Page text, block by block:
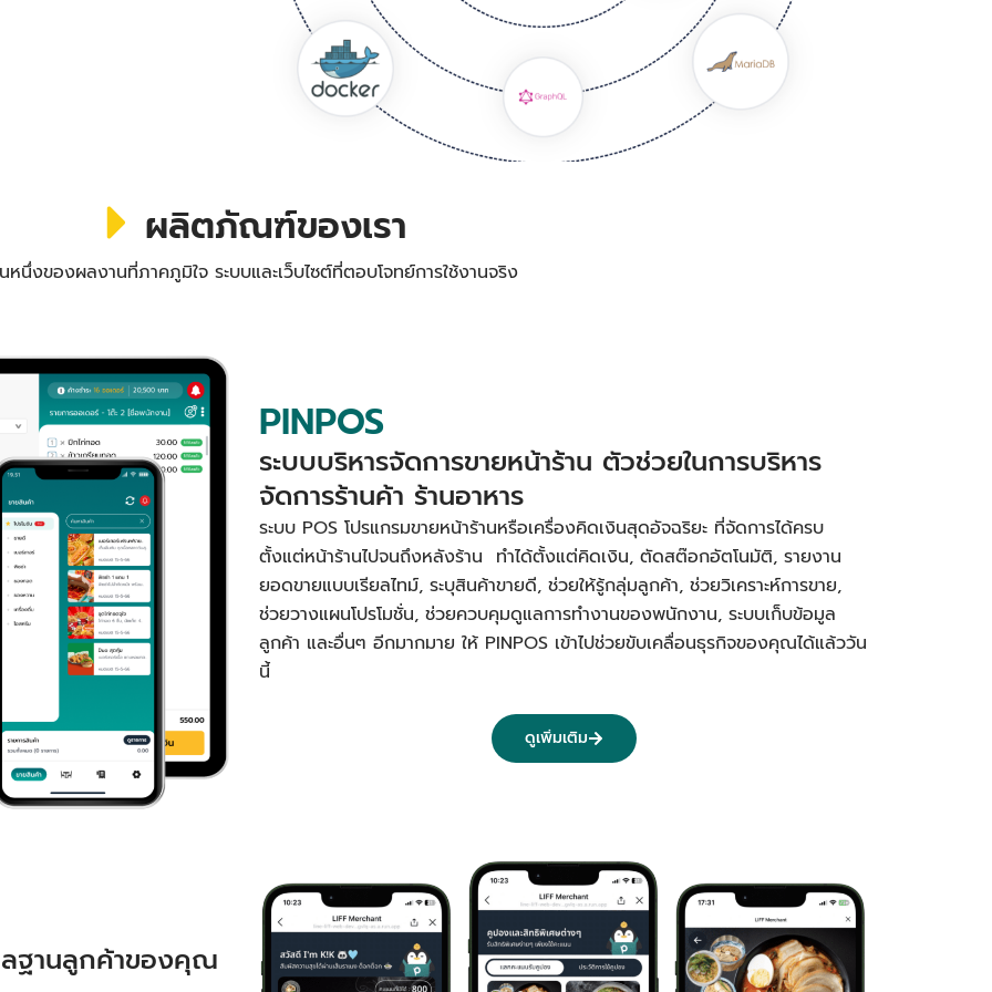
ผลิตภัณฑ์ของเรา
หนึ่งของผลงานที่ภาคภูมิใจ ระบบและเว็บไซต์ที่ตอบโจทย์การใช้งานจริง
PINPOS
ระบบบริหารจัดการขายหน้าร้าน ตัวช่วยในการบริหาร
จัดการร้านค้า ร้านอาหาร
ระบบ POS โปรแกรมขายหน้าร้านหรือเครื่องคิดเงินสุดอัจฉริยะ ที่จัดการได้ครบ
ตั้งแต่หน้าร้านไปจนถึงหลังร้าน ทำได้ตั้งแต่คิดเงิน, ตัดสต๊อกอัตโนมัติ, รายงาน
ยอดขายแบบเรียลไทม์, ระบุสินค้าขายดี, ช่วยให้รู้กลุ่มลูกค้า, ช่วยวิเคราะห์การขาย,
ช่วยวางแผนโปรโมชั่น, ช่วยควบคุมดูแลการทำงานของพนักงาน, ระบบเก็บข้อมูล
ลูกค้า และอื่นๆ อีกมากมาย ให้ PINPOS เข้าไปช่วยขับเคลื่อนธุรกิจของคุณได้แล้ววัน
นี้
ดูเพิ่มเติม
ฐานลูกค้าของคุณ